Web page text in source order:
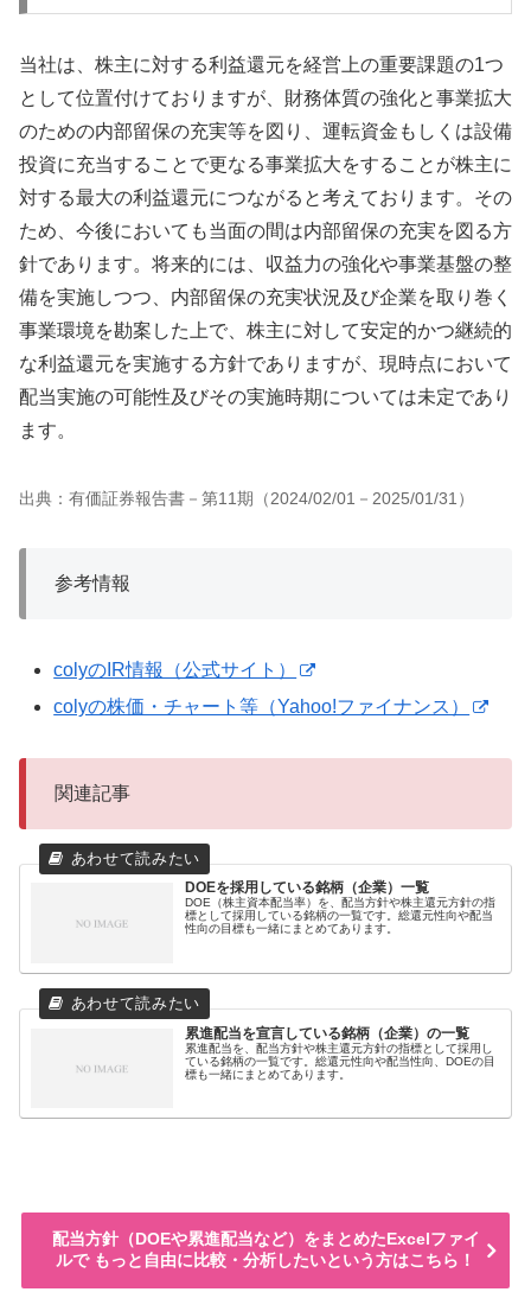
当社は、株主に対する利益還元を経営上の重要課題の1つ
として位置付けておりますが、財務体質の強化と事業拡大
のための内部留保の充実等を図り、運転資金もしくは設備
投資に充当することで更なる事業拡大をすることが株主に
対する最大の利益還元につながると考えております。その
ため、今後においても当面の間は内部留保の充実を図る方
針であります。将来的には、収益力の強化や事業基盤の整
備を実施しつつ、内部留保の充実状況及び企業を取り巻く
事業環境を勘案した上で、株主に対して安定的かつ継続的
な利益還元を実施する方針でありますが、現時点において
配当実施の可能性及びその実施時期については未定であり
ます。
出典：有価証券報告書－第11期（2024/02/01－2025/01/31）
参考情報
colyのIR情報（公式サイト）
colyの株価・チャート等（Yahoo!ファイナンス）
関連記事
DOEを採用している銘柄（企業）一覧
DOE（株主資本配当率）を、配当方針や株主還元方針の指
標として採用している銘柄の一覧です。総還元性向や配当
性向の目標も一緒にまとめてあります。
累進配当を宣言している銘柄（企業）の一覧
累進配当を、配当方針や株主還元方針の指標として採用し
ている銘柄の一覧です。総還元性向や配当性向、DOEの目
標も一緒にまとめてあります。
配当方針（DOEや累進配当など）をまとめたExcelファイ
ルで もっと自由に比較・分析したいという方はこちら！